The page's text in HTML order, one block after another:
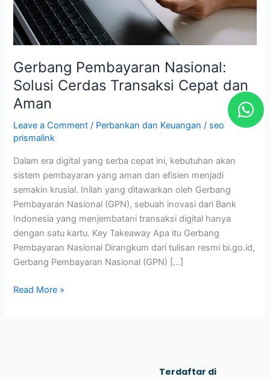
Gerbang Pembayaran Nasional:
Solusi Cerdas Transaksi Cepat dan
Aman
Leave a Comment / Perbankan dan Keuangan / seo
prismalink
Dalam era digital yang serba cepat ini, kebutuhan akan
sistem pembayaran yang aman dan efisien menjadi
semakin krusial. Inilah yang ditawarkan oleh Gerbang
Pembayaran Nasional (GPN), sebuah inovasi dari Bank
Indonesia yang menjembatani transaksi digital hanya
dengan satu kartu. Key Takeaway Apa itu Gerbang
Pembayaran Nasional Dirangkum dari tulisan resmi bi.go.id,
Gerbang Pembayaran Nasional (GPN) […]
dan
Aman
Read More »
W
h
Terdaftar di